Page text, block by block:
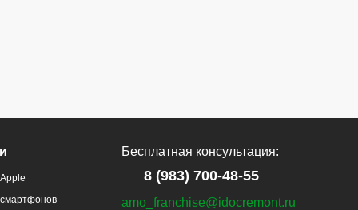
Бесплатная консультация:
8 (983) 700-48-55
amo_franchise@idocremont.ru